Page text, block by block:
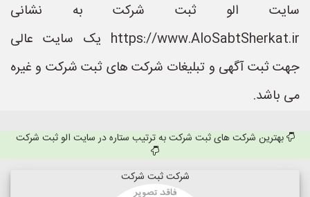
سایت الو ثبت شرکت به نشانی
https://www.AloSabtSherkat.ir یک سایت عالی
جهت ثبت آگهی و تبلیغات شرکت های ثبت شرکت و غیره
می باشد.
بهترین شرکت های ثبت شرکت به ترتیب ستاره در سایت الو ثبت شرکت
شرکت ثبت شرکت